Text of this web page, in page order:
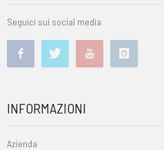
Seguici sui social media
INFORMAZIONI
Azienda